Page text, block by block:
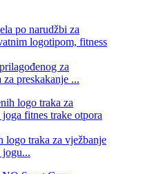
za
za preskakanje ...
logo traka za vježbanje
jogu...